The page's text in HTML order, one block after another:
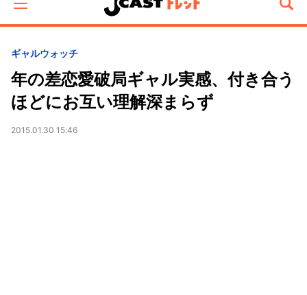
ギャルウォッチ
年の差恋愛破局ギャル実感、付き合う
ほどにお互い理解深まらず
2015.01.30 15:46